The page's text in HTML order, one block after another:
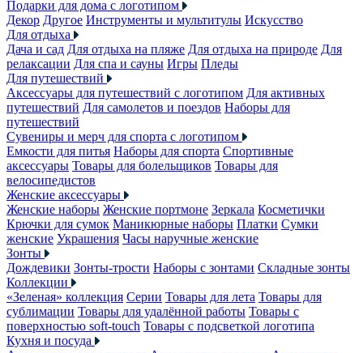
Подарки для дома с логотипом
Декор Другое Инструменты и мультитулы Искусство
Для отдыха
Дача и сад Для отдыха на пляже Для отдыха на природе Для
релаксации Для спа и сауны Игры Пледы
Для путешествий
Аксессуары для путешествий с логотипом Для активных
путешествий Для самолетов и поездов Наборы для
путешествий
Сувениры и мерч для спорта с логотипом
Емкости для питья Наборы для спорта Спортивные
аксессуары Товары для болельщиков Товары для
велосипедистов
Женские аксессуары
Женские наборы Женские портмоне Зеркала Косметички
Крючки для сумок Маникюрные наборы Платки Сумки
женские Украшения Часы наручные женские
Зонты
Дождевики Зонты-трости Наборы с зонтами Складные зонты
Коллекции
«Зеленая» коллекция Серии Товары для лета Товары для
сублимации Товары для удалённой работы Товары с
поверхностью soft-touch Товары с подсветкой логотипа
Кухня и посуда